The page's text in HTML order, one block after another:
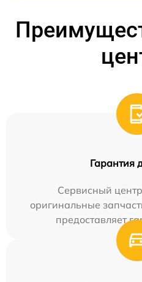
Гарантия
Сервисный
оригинальные
предоставляет